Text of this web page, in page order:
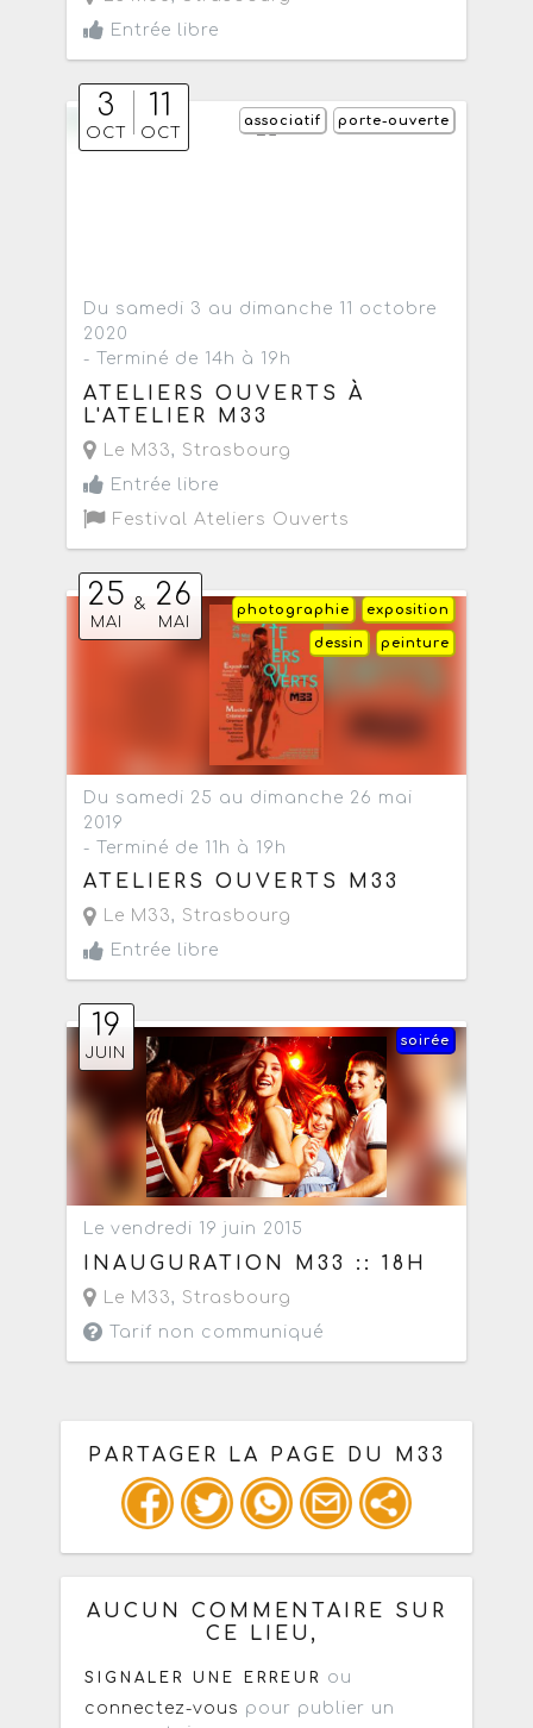
Entrée libre
3
OCT
11
OCT
porte-ouverte
associatif
Du samedi 3 au dimanche 11 octobre
2020
- Terminé de 14h à 19h
ATELIERS OUVERTS À
L'ATELIER M33
Le M33, Strasbourg
Entrée libre
Festival Ateliers Ouverts
25
MAI
& 26
MAI
exposition
photographie
peinture
dessin
Du samedi 25 au dimanche 26 mai
2019
- Terminé de 11h à 19h
ATELIERS OUVERTS M33
Le M33, Strasbourg
Entrée libre
19
JUIN
soirée
Le vendredi 19 juin 2015
INAUGURATION M33 :: 18H
Le M33, Strasbourg
Tarif non communiqué
PARTAGER LA PAGE DU M33
Ou copiez les infos ci-dessous pour
un : mail / forum / réseau social
AUCUN COMMENTAIRE SUR
CE LIEU,
SIGNALER UNE ERREUR ou
connectez-vous pour publier un